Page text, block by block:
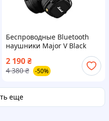
Беспроводные Bluetooth
наушники Major V Black
2 190₴
4 380 ₴ -50%
еще